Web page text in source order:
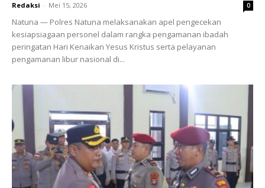
Redaksi - Mei 15, 2026 0
‎Natuna — Polres Natuna melaksanakan apel pengecekan
kesiapsiagaan personel dalam rangka pengamanan ibadah
peringatan Hari Kenaikan Yesus Kristus serta pelayanan
pengamanan libur nasional di...